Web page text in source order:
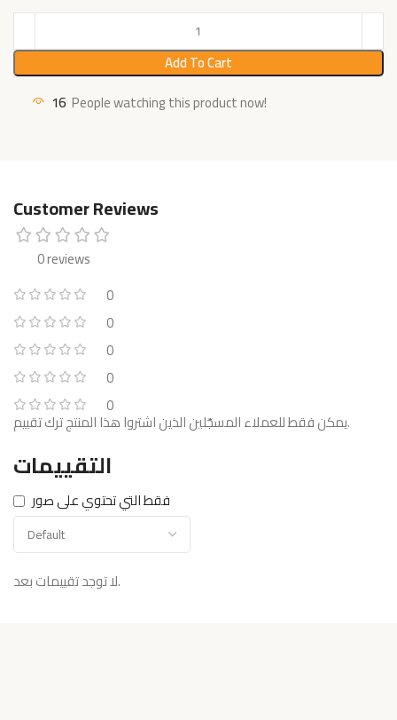
Add To Cart
16 People watching this product now!
Customer Reviews
0 reviews
0
0
0
0
0
التقييمات
فقط التي تحتوي على صور
لا توجد تقييمات بعد.
يمكن فقط للعملاء المسجّلين الذين اشتروا هذا المنتج ترك تقييم.